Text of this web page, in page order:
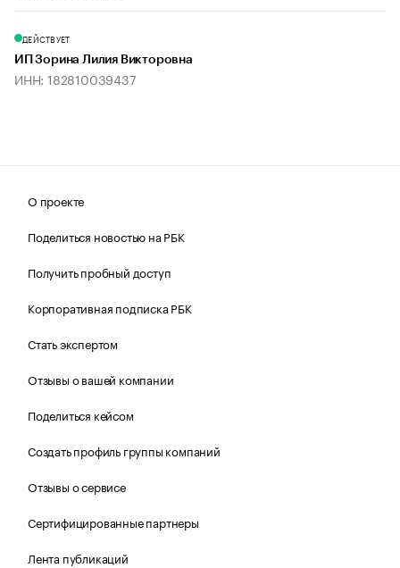
ДЕЙСТВУЕТ
ИП Зорина Лилия Викторовна
ИНН: 182810039437
О проекте
Поделиться новостью на РБК
Получить пробный доступ
Корпоративная подписка РБК
Стать экспертом
Отзывы о вашей компании
Поделиться кейсом
Создать профиль группы компаний
Отзывы о сервисе
Сертифицированные партнеры
Лента публикаций